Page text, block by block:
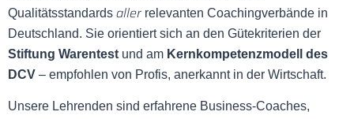
Qualitätsstandards aller relevanten Coachingverbände in
Deutschland. Sie orientiert sich an den Gütekriterien der
Stiftung Warentest und am Kernkompetenzmodell des
DCV – empfohlen von Profis, anerkannt in der Wirtschaft.
Unsere Lehrenden sind erfahrene Business-Coaches,